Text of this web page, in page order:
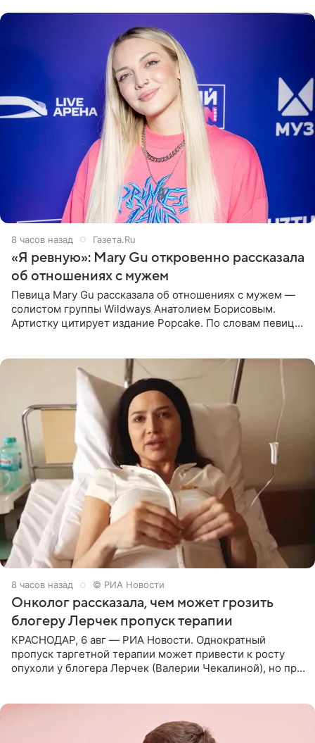
8 часов назад Газета.Ru
«Я ревную»: Mary Gu откровенно рассказала
об отношениях с мужем
Певица Mary Gu рассказала об отношениях с мужем —
солистом группы Wildways Анатолием Борисовым.
Артистку цитирует издание Popcake. По словам певицы,
8 часов назад © РИА Новости
Онколог рассказала, чем может грозить
блогеру Лерчек пропуск терапии
КРАСНОДАР, 6 авг — РИА Новости. Однократный
пропуск таргетной терапии может привести к росту
опухоли у блогера Лерчек (Валерии Чекалиной), но при